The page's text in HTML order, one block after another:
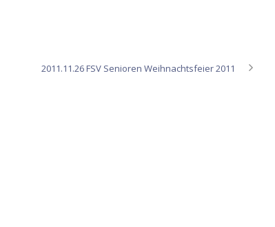
2011.11.26 FSV Senioren Weihnachtsfeier 2011